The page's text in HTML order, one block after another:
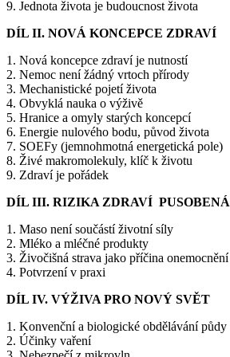
9. Jednota života je budoucnost života
DÍL II. NOVÁ KONCEPCE ZDRAVÍ
1. Nová koncepce zdraví je nutností
2. Nemoc není žádný vrtoch přírody
3. Mechanistické pojetí života
4. Obvyklá nauka o výživě
5. Hranice a omyly starých koncepcí
6. Energie nulového bodu, původ života
7. SOEFy (jemnohmotná energetická pole)
8. Živé makromolekuly, klíč k životu
9. Zdraví je pořádek
DÍL III. RIZIKA ZDRAVÍ
1. Maso není součástí životní síly
2. Mléko a mléčné produkty
3. Živočišná strava jako příčina onemocnění
4. Potvrzení v praxi
DÍL IV. VÝŽIVA PRO NOVÝ SVĚT
1. Konvenční a biologické obdělávání půdy
2. Účinky vaření